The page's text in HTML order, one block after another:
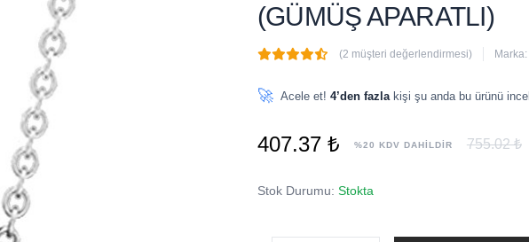
(GÜMÜŞ APARATLI)
(2 müşteri değerlendirmesi) Marka:
🚀 Acele et! 4’den fazlakişi şu anda bu ürünü
407.37 ₺ %20 KDV DAHİLDİR 755.02 ₺
Stok Durumu: Stokta